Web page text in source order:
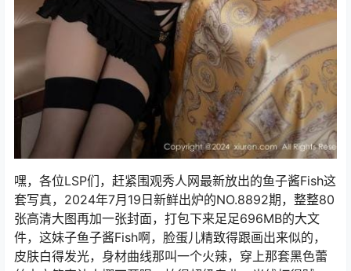
嘿，各位LSP们，赶紧围观秀人网最新放出的鱼子酱Fish这
套写真，2024年7月19日新鲜出炉的NO.8892期，整整80
张高清大图再加一张封面，打包下来足足696MB的大文
件，这妹子鱼子酱Fish啊，脸蛋儿精致得跟画出来似的，
皮肤白得发光，身材曲线那叫一个火辣，穿上那套黑色蕾